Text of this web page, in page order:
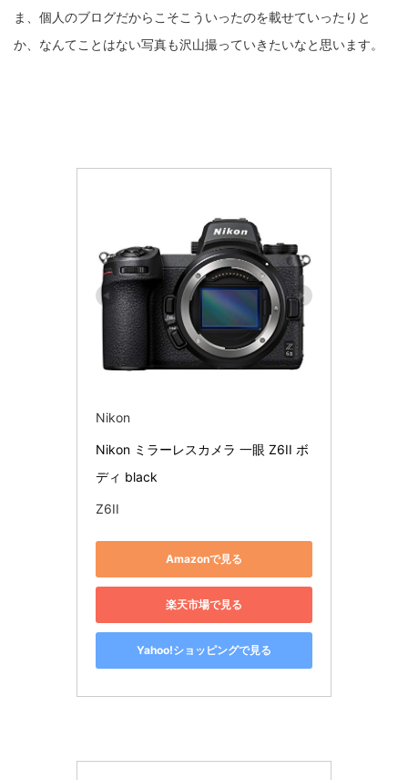
ま、個人のブログだからこそこういったのを載せていったりと
か、なんてことはない写真も沢山撮っていきたいなと思います。
Nikon
Nikon ミラーレスカメラ 一眼 Z6II ボ
ディ black
Z6II
Amazonで見る
楽天市場で見る
Yahoo!ショッピングで見る